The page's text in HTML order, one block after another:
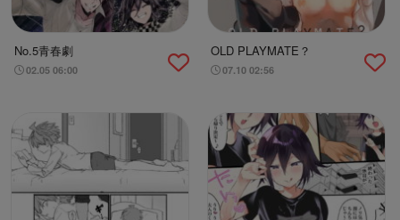
No.5青春劇
02.05 06:00
OLD PLAYMATE？
07.10 02:56